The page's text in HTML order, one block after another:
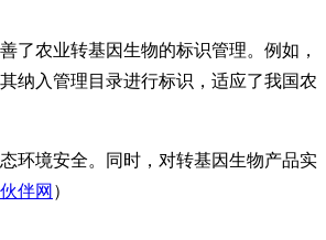
了农业转基因生物的标识管理。例如，
纳入管理目录进行标识，适应了我国农
环境安全。同时，对转基因生物产品实
伴网 ）